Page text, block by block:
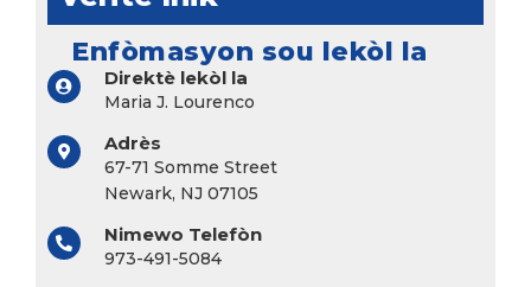
Enfòmasyon sou lekòl la
Direktè lekòl la
Maria J. Lourenco
Adrès
67-71 Somme Street
Newark, NJ 07105
Nimewo Telefòn
973-491-5084